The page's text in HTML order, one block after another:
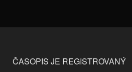
ČASOPIS JE REGISTROVANÝ